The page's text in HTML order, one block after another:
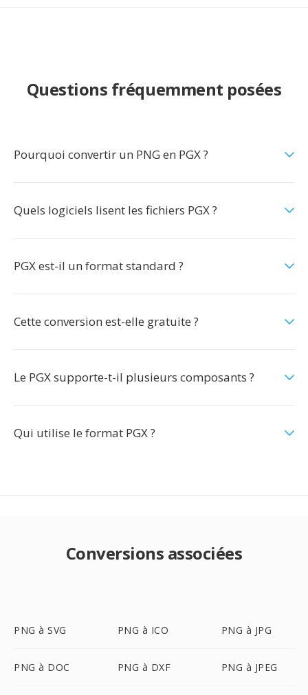
Questions fréquemment posées
Pourquoi convertir un PNG en PGX ?
Quels logiciels lisent les fichiers PGX ?
PGX est-il un format standard ?
Cette conversion est-elle gratuite ?
Le PGX supporte-t-il plusieurs composants ?
Qui utilise le format PGX ?
Conversions associées
PNG à SVG PNG à ICO PNG à JPG
PNG à DOC PNG à DXF PNG à JPEG